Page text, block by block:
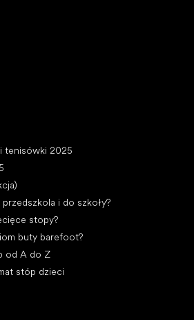
tenisówki 2025
i do szkoły?
stopy?
buty barefoot?
od A do Z
stóp dzieci